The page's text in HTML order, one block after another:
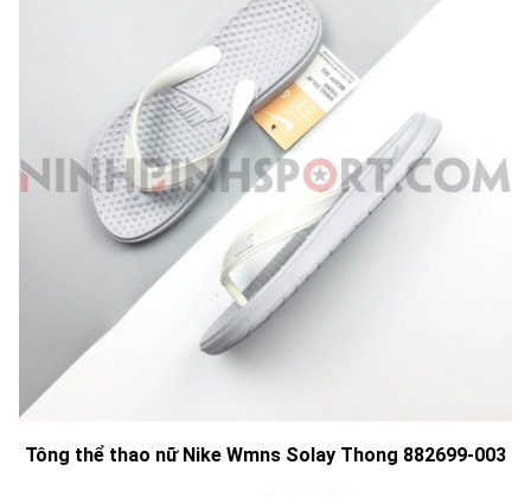
Tông thể thao nữ Nike Wmns Solay Thong 882699-003